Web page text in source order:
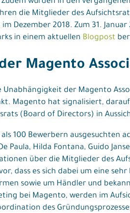
die Mitglieder des
Dezember 2018. Zum 31.
in einem aktuellen Blogpost
Magento
Unabhängigkeit der Magento
Magento hat signalisiert,
(Board of Directors) in
100 Bewerbern ausgesuchten
Paula, Hilda Fontana, Guido
über die Mitglieder des
dass es sich dabei um eine
sowie um Händler und
bei Magento, werden im
des